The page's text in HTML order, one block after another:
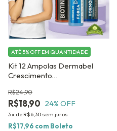
Kit 12 Ampolas Dermabel
Crescimento
R$18,90
R$24,90
24% OFF
3x de R$6,30 sem juros
ATÉ 5% OFF EM QUANTIDADE
R$17,96 com Boleto